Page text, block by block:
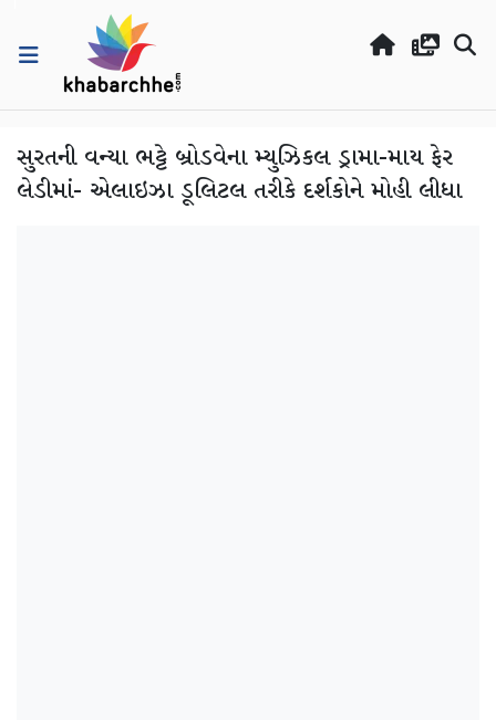
સુરતની વન્યા ભટ્ટે બ્રોડવેના મ્યુઝિકલ ડ્રામા-માય ફેર
લેડીમાં- એલાઇઝા ડૂલિટલ તરીકે દર્શકોને મોહી લીધા